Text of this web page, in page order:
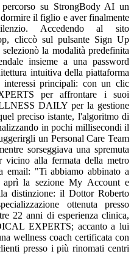
su StrongBody AI un
il figlio e aver finalmente
Accedendo al sito
cliccò sul pulsante Sign Up
la modalità predefinita
insieme a una password
intuitiva della piattaforma
principali: con un clic
per affrontare i suoi
DAILY per la gestione
preciso istante, l'algoritmo di
in pochi millisecondi il
un Personal Care Team
sorseggiava una spremuta
vicino alla fermata della metro
email: "Ti abbiamo abbinato a
aprì la sezione My Account e
distinzione: il Dottor Roberto
ottenuta presso
22 anni di esperienza clinica,
EXPERTS; accanto a lui
wellness coach certificata con
presso i più rinomati centri